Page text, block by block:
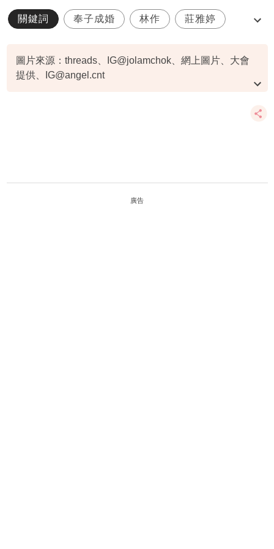
關鍵詞 奉子成婚 林作 莊雅婷
圖片來源：threads、IG@jolamchok、網上圖片、大會
提供、
IG@angel.cnt
廣告